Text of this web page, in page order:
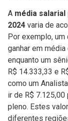
A média
2024 varia de
Por exemplo,
ganhar em
enquanto um
R$ 14.333,33 e
como um
ir de R$ 7.125,00
pleno. Estes
diferentes